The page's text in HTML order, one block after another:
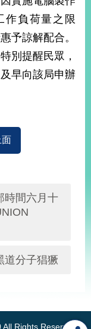
作負荷量之限
予諒解配合。
別提醒民眾，
早向該局申辦
面
時間六月十
道分子猖獗
Rights Reserved